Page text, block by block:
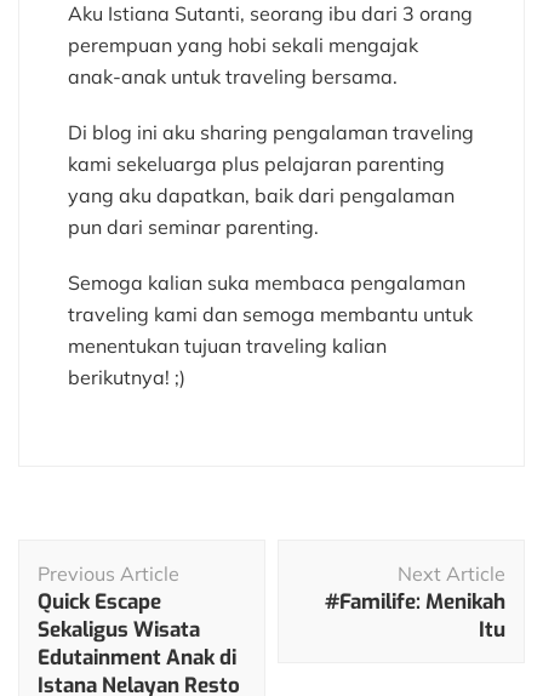
Aku Istiana Sutanti, seorang ibu dari 3 orang
perempuan yang hobi sekali mengajak
anak-anak untuk traveling bersama.
Di blog ini aku sharing pengalaman traveling
kami sekeluarga plus pelajaran parenting
yang aku dapatkan, baik dari pengalaman
pun dari seminar parenting.
Semoga kalian suka membaca pengalaman
traveling kami dan semoga membantu untuk
menentukan tujuan traveling kalian
berikutnya! ;)
Navigation
Previous Article
Quick Escape
Sekaligus Wisata
Edutainment Anak di
Istana Nelayan Resto
Next Article
#Familife: Menikah
Itu